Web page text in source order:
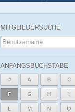
MITGLIEDERSUCHE
ANFANGSBUCHSTABE
# A B C
F G H I
L M N O